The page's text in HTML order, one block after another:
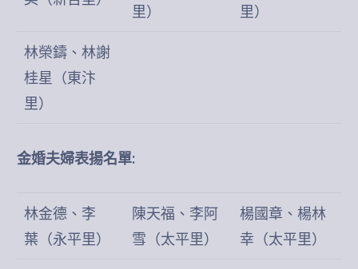
里） 里）
林榮鑄、林謝
桂星（東汴
里）
金婚夫婦表揚名單:
林金德、李
葉（永平里）
陳天福、李阿
雪（太平里）
楊國章、楊林
幸（太平里）